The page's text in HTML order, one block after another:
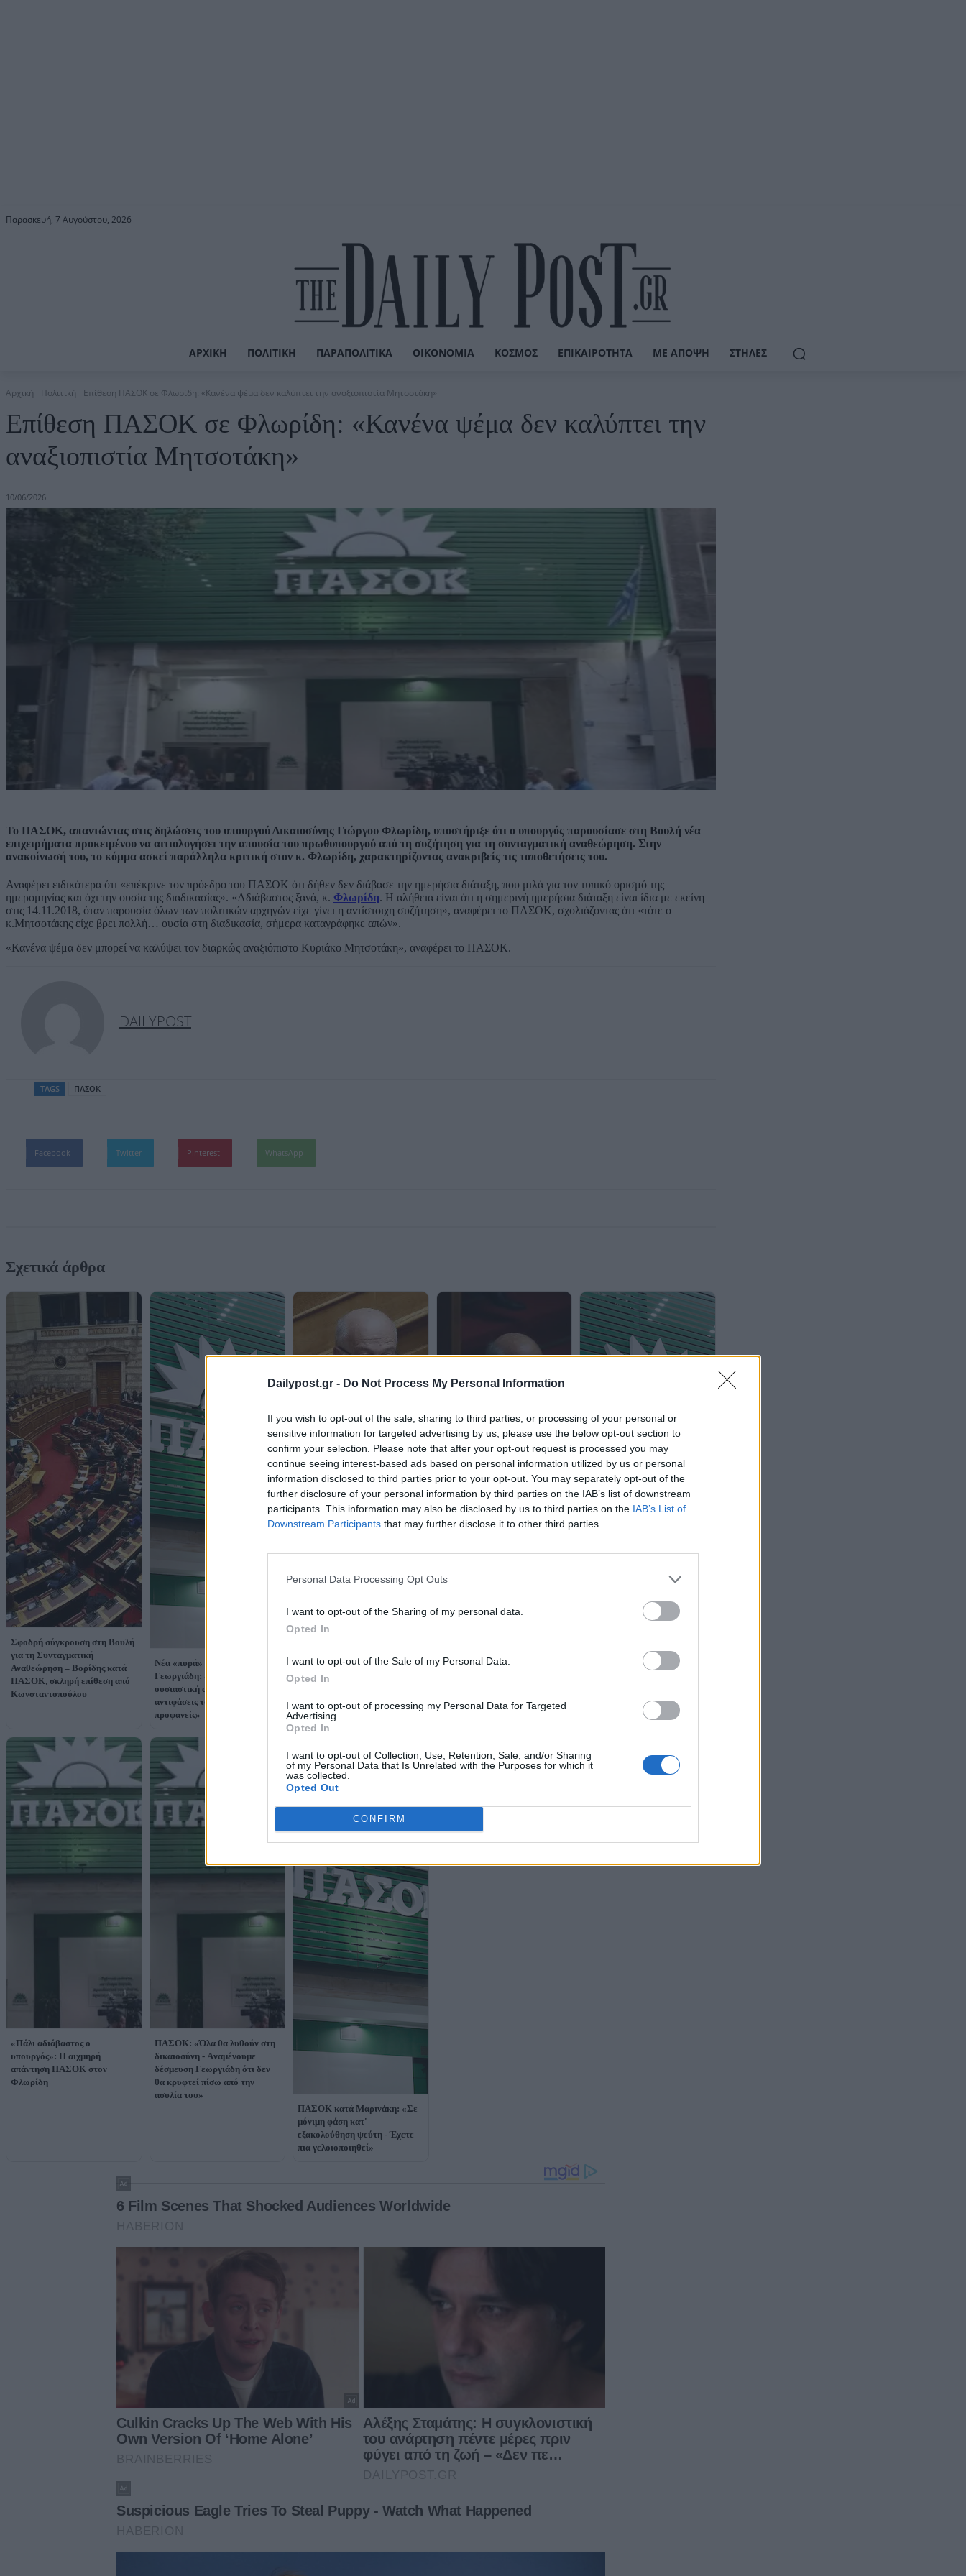
Dailypost.gr - Do Not Process My Personal Information
If you wish to opt-out of the sale, sharing to third parties, or processing of your personal or
sensitive information for targeted advertising by us, please use the below opt-out section to
confirm your selection. Please note that after your opt-out request is processed you may
continue seeing interest-based ads based on personal information utilized by us or personal
information disclosed to third parties prior to your opt-out. You may separately opt-out of the
further disclosure of your personal information by third parties on the IAB’s list of downstream
participants. This information may also be disclosed by us to third parties on the IAB’s List of
Downstream Participants that may further disclose it to other third parties.
Personal Data Processing Opt Outs
I want to opt-out of the Sharing of my personal data.
Opted In
I want to opt-out of the Sale of my Personal Data.
Opted In
I want to opt-out of processing my Personal Data for Targeted
Advertising.
Opted In
I want to opt-out of Collection, Use, Retention, Sale, and/or Sharing
of my Personal Data that Is Unrelated with the Purposes for which it
was collected.
Opted Out
CONFIRM
Παρασκευή, 7 Αυγούστου, 2026
ΑΡΧΙΚΉ ΠΟΛΙΤΙΚΉ ΠΑΡΑΠΟΛΙΤΙΚΆ ΟΙΚΟΝΟΜΊΑ ΚΌΣΜΟΣ ΕΠΙΚΑΙΡΌΤΗΤΑ ΜΕ ΆΠΟΨΗ ΣΤΉΛΕΣ
Αρχική Πολιτική Επίθεση ΠΑΣΟΚ σε Φλωρίδη: «Κανένα ψέμα δεν καλύπτει την αναξιοπιστία Μητσοτάκη»
Επίθεση ΠΑΣΟΚ σε Φλωρίδη: «Κανένα ψέμα δεν καλύπτει την
αναξιοπιστία Μητσοτάκη»
10/06/2026
Το ΠΑΣΟΚ, απαντώντας στις δηλώσεις του υπουργού Δικαιοσύνης Γιώργου Φλωρίδη, υποστήριξε ότι ο υπουργός παρουσίασε στη Βουλή νέα
επιχειρήματα προκειμένου να αιτιολογήσει την απουσία του πρωθυπουργού από τη συζήτηση για τη συνταγματική αναθεώρηση. Στην
ανακοίνωσή του, το κόμμα ασκεί παράλληλα κριτική στον κ. Φλωρίδη, χαρακτηρίζοντας ανακριβείς τις τοποθετήσεις του.
Αναφέρει ειδικότερα ότι «επέκρινε τον πρόεδρο του ΠΑΣΟΚ ότι δήθεν δεν διάβασε την ημερήσια διάταξη, που μιλά για τον τυπικό ορισμό της
ημερομηνίας και όχι την ουσία της διαδικασίας». «Αδιάβαστος ξανά, κ. Φλωρίδη. Η αλήθεια είναι ότι η σημερινή ημερήσια διάταξη είναι ίδια με εκείνη
στις 14.11.2018, όταν παρουσία όλων των πολιτικών αρχηγών είχε γίνει η αντίστοιχη συζήτηση», αναφέρει το ΠΑΣΟΚ, σχολιάζοντας ότι «τότε ο
κ.Μητσοτάκης είχε βρει πολλή… ουσία στη διαδικασία, σήμερα καταγράφηκε απών».
«Κανένα ψέμα δεν μπορεί να καλύψει τον διαρκώς αναξιόπιστο Κυριάκο Μητσοτάκη», αναφέρει το ΠΑΣΟΚ.
DAILYPOST
TAGS ΠΑΣΟΚ
Facebook Twitter Pinterest WhatsApp
Σχετικά άρθρα
Σφοδρή σύγκρουση στη Βουλή
για τη Συνταγματική
Αναθεώρηση – Βορίδης κατά
ΠΑΣΟΚ, σκληρή επίθεση από
Κωνσταντοπούλου
Νέα «πυρά» ΠΑΣΟΚ κατά
Γεωργιάδη: «Δεν έδωσε
ουσιαστική απάντηση - Οι
αντιφάσεις του είναι
προφανείς»
ακούμε, αλλά δεν τον βλέπουμε
– Κόμμα για να κάνει ζημιά
Αναθεώρηση: «Όποιος απέχει
ΠΑΣΟΚ κατά Βορίδη-
συγγνώμη από τον Ανδρουλάκη
για τα ψέματα»
«Πάλι αδιάβαστος ο
υπουργός»: Η αιχμηρή
απάντηση ΠΑΣΟΚ στον
Φλωρίδη
ΠΑΣΟΚ: «Όλα θα λυθούν στη
δικαιοσύνη - Aναμένουμε
δέσμευση Γεωργιάδη ότι δεν
θα κρυφτεί πίσω από την
ασυλία του»
ΠΑΣΟΚ κατά Μαρινάκη: «Σε
μόνιμη φάση κατ'
εξακολούθηση ψεύτη - Έχετε
πια γελοιοποιηθεί»